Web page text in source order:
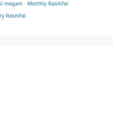
magam Monthly Rashifal
Rashifal